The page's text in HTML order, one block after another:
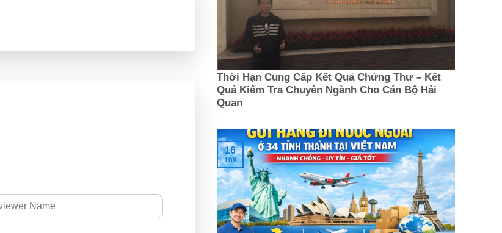
Thời Hạn Cung Cấp Kết Quả Chứng Thư – Kết
Quả Kiểm Tra Chuyên Ngành Cho Cán Bộ Hải
Quan
16
Th9